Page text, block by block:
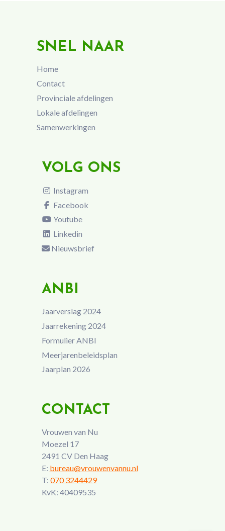
SNEL NAAR
Home
Contact
Provinciale afdelingen
Lokale afdelingen
Samenwerkingen
VOLG ONS
Instagram
Facebook
Youtube
Linkedin
Nieuwsbrief
ANBI
Jaarverslag 2024
Jaarrekening 2024
Formulier ANBI
Meerjarenbeleidsplan
Jaarplan 2026
CONTACT
Vrouwen van Nu
Moezel 17
2491 CV Den Haag
E: bureau@vrouwenvannu.nl
T: 070 3244429
KvK: 40409535